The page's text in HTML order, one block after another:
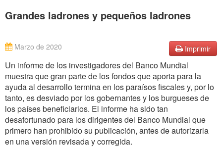
BÚSQUEDA
Grandes ladrones y pequeños ladrones
Imprimir
Marzo de 2020
Un informe de los investigadores del Banco Mundial
muestra que gran parte de los fondos que aporta para la
ayuda al desarrollo termina en los paraísos fiscales y, por lo
tanto, es desviado por los gobernantes y los burgueses de
los países beneficiarios. El informe ha sido tan
desafortunado para los dirigentes del Banco Mundial que
primero han prohibido su publicación, antes de autorizarla
en una versión revisada y corregida.